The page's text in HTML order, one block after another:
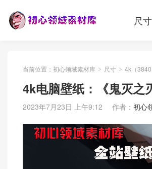
尺寸
当前位置： 初心领域素材库 > 尺寸 > 4k（3840
4k电脑壁纸：《鬼灭之
2023年7月23日 上午9:12 作者： 初心